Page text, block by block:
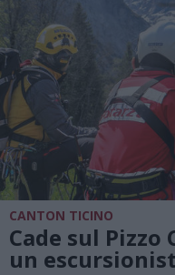
CANTON TICINO
Cade sul
un